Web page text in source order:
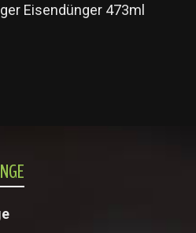
Eisendünger 473ml